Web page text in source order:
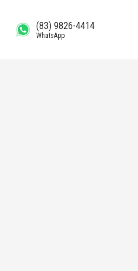
(83) 9826-4414
WhatsApp